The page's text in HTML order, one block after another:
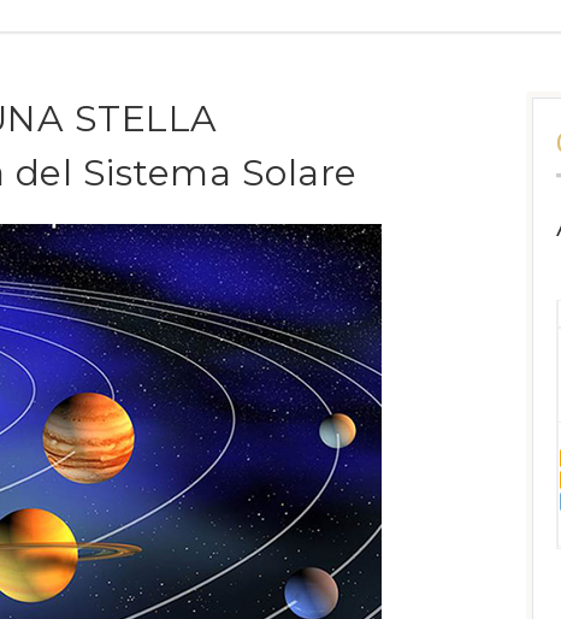
STELLA
Sistema Solare